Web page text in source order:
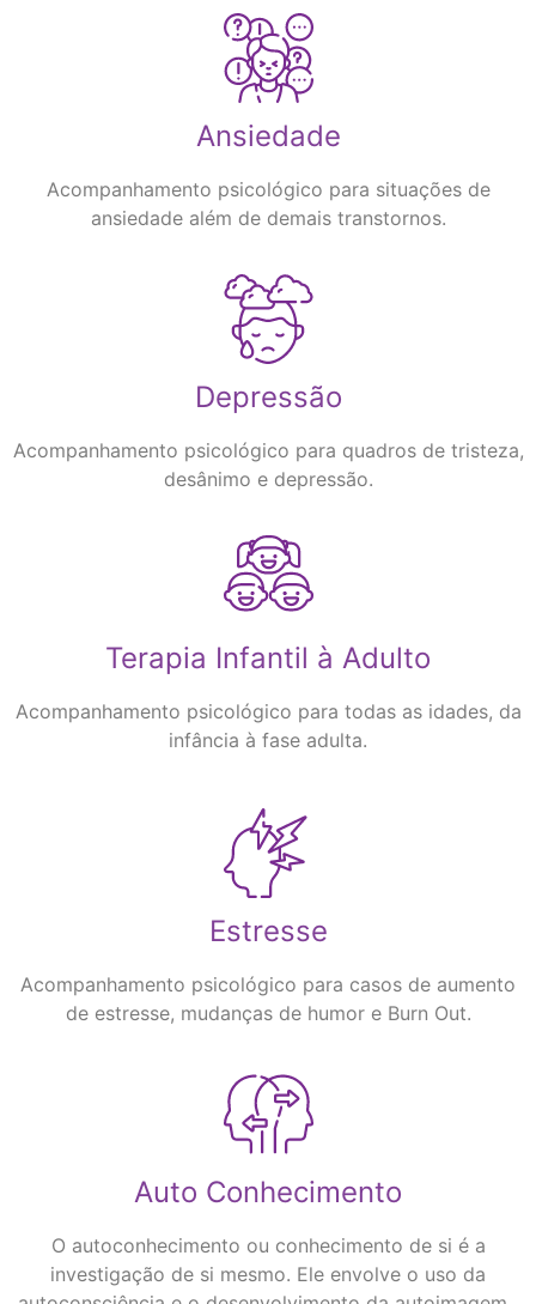
Ansiedade
Acompanhamento psicológico para situações de
ansiedade além de demais transtornos.
Depressão
Acompanhamento psicológico para quadros de tristeza,
desânimo e depressão.
Terapia Infantil à Adulto
Acompanhamento psicológico para todas as idades, da
infância à fase adulta.
Estresse
Acompanhamento psicológico para casos de aumento
de estresse, mudanças de humor e Burn Out.
Auto Conhecimento
O autoconhecimento ou conhecimento de si é a
investigação de si mesmo. Ele envolve o uso da